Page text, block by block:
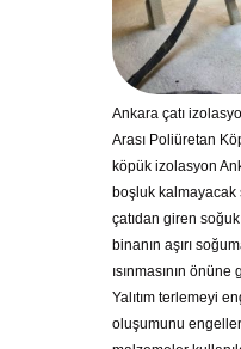
Ankara çatı
Arası Poliüretan
köpük izolasyon
boşluk
çatıdan giren soğuk
binanın aşırı
ısınmasının önüne
Yalıtım terlemeyi
oluşumunu engeller.